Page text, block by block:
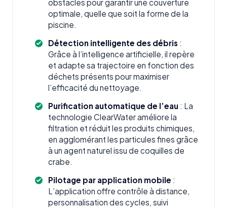
obstacles pour garantir une couverture
optimale, quelle que soit la forme de la
piscine.
Détection intelligente des débris :
Grâce à l’intelligence artificielle, il repère
et adapte sa trajectoire en fonction des
déchets présents pour maximiser
l’efficacité du nettoyage.
Purification automatique de l’eau : La
technologie ClearWater améliore la
filtration et réduit les produits chimiques,
en agglomérant les particules fines grâce
à un agent naturel issu de coquilles de
crabe.
Pilotage par application mobile :
L’application offre contrôle à distance,
personnalisation des cycles, suivi